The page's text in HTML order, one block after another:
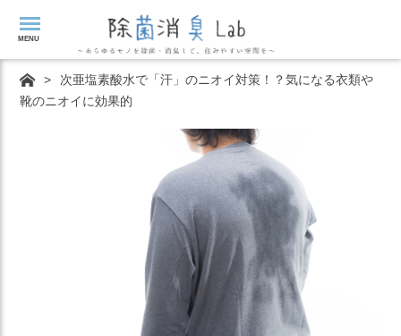
MENU
>
次亜塩素酸水で「汗」のニオイ対策！？気になる衣類や
靴のニオイに効果的